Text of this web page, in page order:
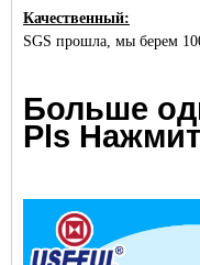
Качественный:
SGS прошла, мы берем
Больше
Pls